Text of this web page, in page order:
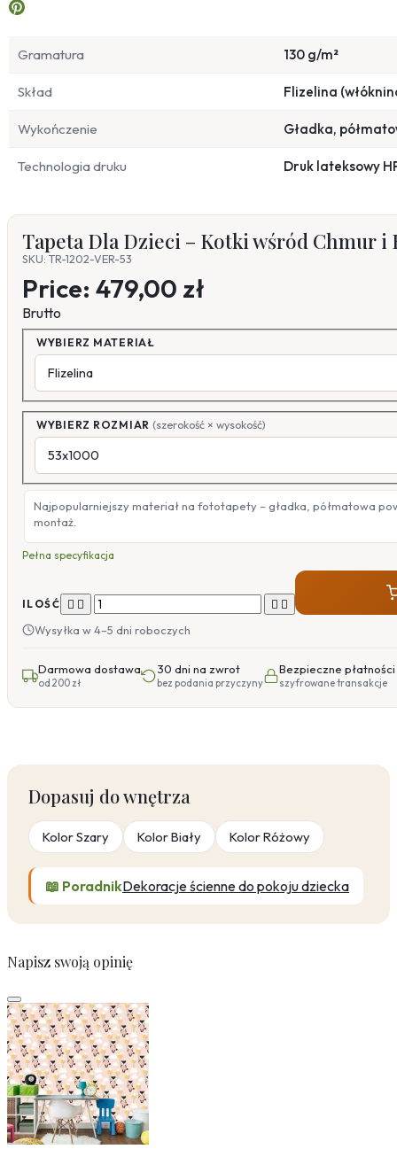
Gramatura 130 g/m²
Skład Flizelina
Wykończenie Gładka,
Technologia druku Druk lateksowy
Tapeta Dla Dzieci – Kotki wśród Chmur i
SKU: TR-1202-VER-53
Price: 479,00 zł
Brutto
WYBIERZ MATERIAŁ
WYBIERZ ROZMIAR (szerokość × wysokość)
Najpopularniejszy materiał na fototapety – gładka, półmatowa
montaż.
Pełna specyfikacja
ILOŚĆ    
Wysyłka w 4–5 dni roboczych
Darmowa dostawa
od 200 zł
30 dni na zwrot
bez podania przyczyny
Bezpieczne płatności
szyfrowane transakcje
Dopasuj do wnętrza
Kolor Szary Kolor Biały Kolor Różowy
📖 PoradnikDekoracje ścienne do pokoju dziecka
Napisz swoją opinię